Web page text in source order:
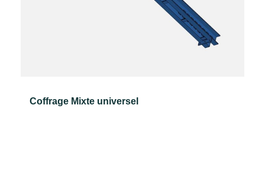
Coffrage Mixte universel